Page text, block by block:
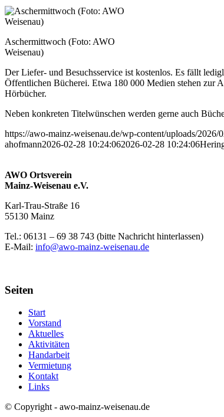
Aschermittwoch (Foto: AWO
Weisenau)
Der Liefer- und Besuchsservice ist kostenlos. Es fällt
Öffentlichen Bücherei. Etwa 180 000 Medien stehen zur
Hörbücher.
Neben konkreten Titelwünschen werden gerne auch
https://awo-mainz-weisenau.de/wp-content/uploads/2026/
ahofmann2026-02-28 10:24:062026-02-28 10:24:06
AWO Ortsverein
Mainz-Weisenau e.V.
Karl-Trau-Straße 16
55130 Mainz
Tel.: 06131 – 69 38 743 (bitte Nachricht hinterlassen)
E-Mail: info@awo-mainz-weisenau.de
Seiten
Start
Vorstand
Aktuelles
Aktivitäten
Handarbeit
Vermietung
Kontakt
Links
© Copyright - awo-mainz-weisenau.de